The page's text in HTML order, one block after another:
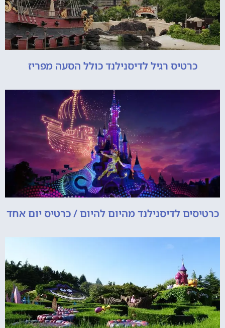
כרטיס רגיל לדיסנילנד כולל הסעה מפריז
כרטיסים לדיסנילנד מהיום להיום / כרטיס יום אחד